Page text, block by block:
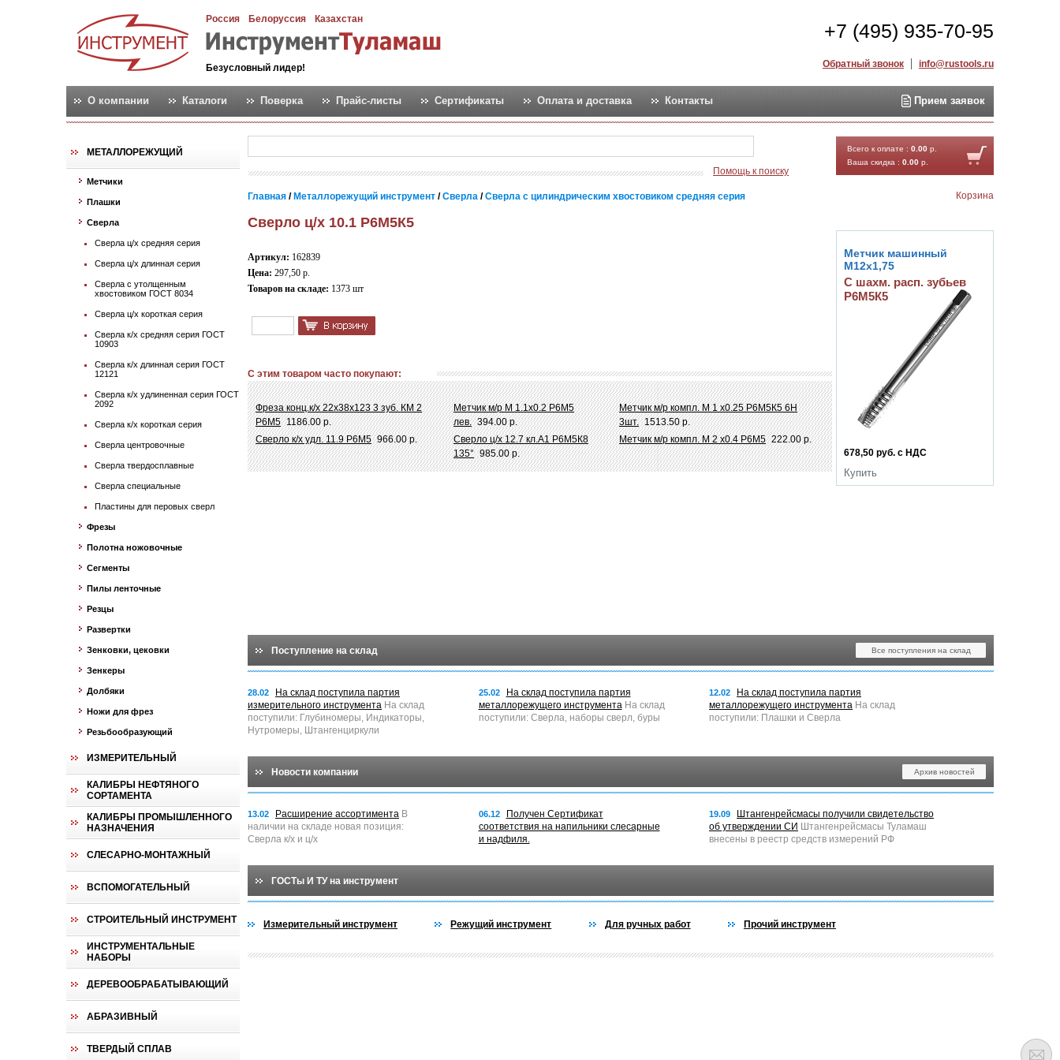
Россия Белоруссия Казахстан
Безусловный лидер!
+7 (495) 935-70-95
Обратный звонок info@rustools.ru
О компании Каталоги Поверка Прайс-листы Сертификаты Оплата и доставка Контакты Прием заявок
МЕТАЛЛОРЕЖУЩИЙ
Метчики
Плашки
Сверла
Сверла ц/х средняя серия
Сверла ц/х длинная серия
Сверла с утолщенным
хвостовиком ГОСТ 8034
Сверла ц/х короткая серия
Сверла к/х средняя серия ГОСТ
10903
Сверла к/х длинная серия ГОСТ
12121
Сверла к/х удлиненная серия ГОСТ
2092
Сверла к/х короткая серия
Сверла центровочные
Сверла твердосплавные
Сверла специальные
Пластины для перовых сверл
Фрезы
Полотна ножовочные
Сегменты
Пилы ленточные
Резцы
Развертки
Зенковки, цековки
Зенкеры
Долбяки
Ножи для фрез
Резьбообразующий
ИЗМЕРИТЕЛЬНЫЙ
КАЛИБРЫ НЕФТЯНОГО
СОРТАМЕНТА
КАЛИБРЫ ПРОМЫШЛЕННОГО
НАЗНАЧЕНИЯ
СЛЕСАРНО-МОНТАЖНЫЙ
ВСПОМОГАТЕЛЬНЫЙ
СТРОИТЕЛЬНЫЙ ИНСТРУМЕНТ
ИНСТРУМЕНТАЛЬНЫЕ
НАБОРЫ
ДЕРЕВООБРАБАТЫВАЮЩИЙ
АБРАЗИВНЫЙ
ТВЕРДЫЙ СПЛАВ
Помощь к поиску
Всего к оплате : 0.00 р.
Ваша скидка : 0.00 р.
Корзина
Главная / Металлорежущий инструмент /Сверла /Сверла с цилиндрическим хвостовиком средняя серия
Сверло ц/х 10.1 Р6М5К5
Артикул: 162839
Цена: 297,50 р.
Товаров на складе: 1373 шт
С этим товаром часто покупают:
Фреза конц.к/х 22х38х123 3 зуб. КМ 2
Р6М5 1186.00 р.
Метчик м/р М 1.1х0.2 Р6М5
лев. 394.00 р.
Метчик м/р компл. М 1 х0.25 Р6М5К5 6Н
3шт. 1513.50 р.
Сверло к/х удл. 11.9 Р6М5 966.00 р.
Сверло ц/х 12.7 кл.А1 Р6М5К8
135° 985.00 р.
Метчик м/р компл. М 2 х0.4 Р6М5 222.00 р.
678,50 руб. с НДС
Купить
Метчик машинный
М12х1,75
С шахм. расп. зубьев
Р6М5К5
Поступление на склад Все поступления на склад
28.02
На склад поступила партия
измерительного инструмента На склад
поступили: Глубиномеры, Индикаторы,
Нутромеры, Штангенциркули
25.02
На склад поступила партия
металлорежущего инструментаНа склад
поступили: Сверла, наборы сверл, буры
12.02
На склад поступила партия
металлорежущего инструмента На склад
поступили: Плашки и Сверла
Новости компании Архив новостей
13.02 Расширение ассортимента В
наличии на складе новая позиция:
Сверла к/х и ц/х
06.12
Получен Сертификат
соответствия на напильники слесарные
и надфиля.
19.09
Штангенрейсмасы получили свидетельство
об утверждении СИ Штангенрейсмасы Туламаш
внесены в реестр средств измерений РФ
ГОСТы И ТУ на инструмент
Измерительный инструмент Режущий инструмент Для ручных работ Прочий инструмент